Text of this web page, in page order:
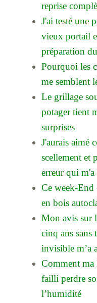
reprise
J'ai testé une
vieux portail
préparation
Pourquoi les
me semblent
Le grillage
potager tient
surprises
J'aurais aimé
scellement et
erreur qui m'a
Ce week-End
en bois
Mon avis sur
cinq ans sans
invisible m’a
Comment ma
failli perdre
l’humidité